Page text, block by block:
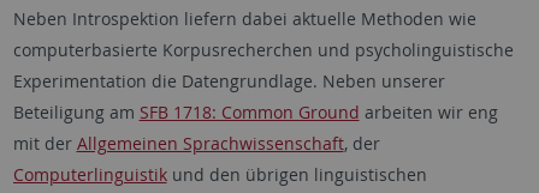
Neben Introspektion liefern dabei aktuelle Methoden wie
computerbasierte Korpusrecherchen und psycholinguistische
Experimentation die Datengrundlage. Neben unserer
Beteiligung am SFB 1718: Common Ground arbeiten wir eng
mit der Allgemeinen Sprachwissenschaft, der
Computerlinguistikund den übrigen linguistischen